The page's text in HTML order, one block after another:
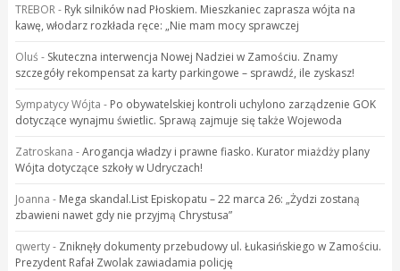
TREBOR- Ryk silników nad Płoskiem. Mieszkaniec zaprasza wójta na
kawę, włodarz rozkłada ręce: „Nie mam mocy sprawczej
Oluś - Skuteczna interwencja Nowej Nadziei w Zamościu. Znamy
szczegóły rekompensat za karty parkingowe – sprawdź, ile zyskasz!
Sympatycy Wójta - Po obywatelskiej kontroli uchylono zarządzenie GOK
dotyczące wynajmu świetlic. Sprawą zajmuje się także Wojewoda
Zatroskana -Arogancja władzy i prawne fiasko. Kurator miażdży plany
Wójta dotyczące szkoły w Udryczach!
Joanna - Mega skandal.List Episkopatu – 22 marca 26: „Żydzi zostaną
zbawieni nawet gdy nie przyjmą Chrystusa”
qwerty- Zniknęły dokumenty przebudowy ul. Łukasińskiego w Zamościu.
Prezydent Rafał Zwolak zawiadamia policję